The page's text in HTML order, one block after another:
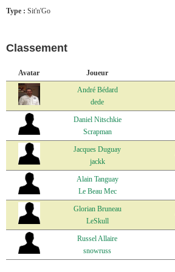
Type : Sit'n'Go
Classement
Avatar Joueur
André Bédard
dede
Daniel Nitschkie
Scrapman
Jacques Duguay
jackk
Alain Tanguay
Le Beau Mec
Glorian Bruneau
LeSkull
Russel Allaire
snowruss